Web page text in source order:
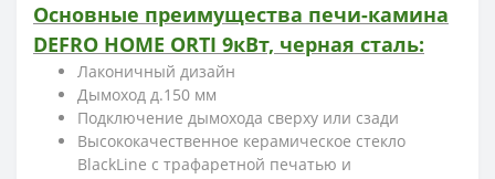
Основные преимущества печи-камина
DEFRO HOME ORTI 9кВт, черная сталь:
Лаконичный дизайн
Дымоход д.150 мм
Подключение дымохода сверху или сзади
Высококачественное керамическое стекло
BlackLine с трафаретной печатью и